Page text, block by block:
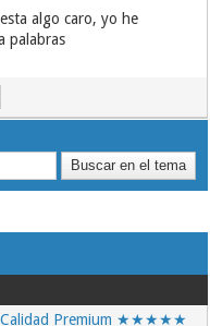
algo caro, yo he
palabras
Premium ★★★★★